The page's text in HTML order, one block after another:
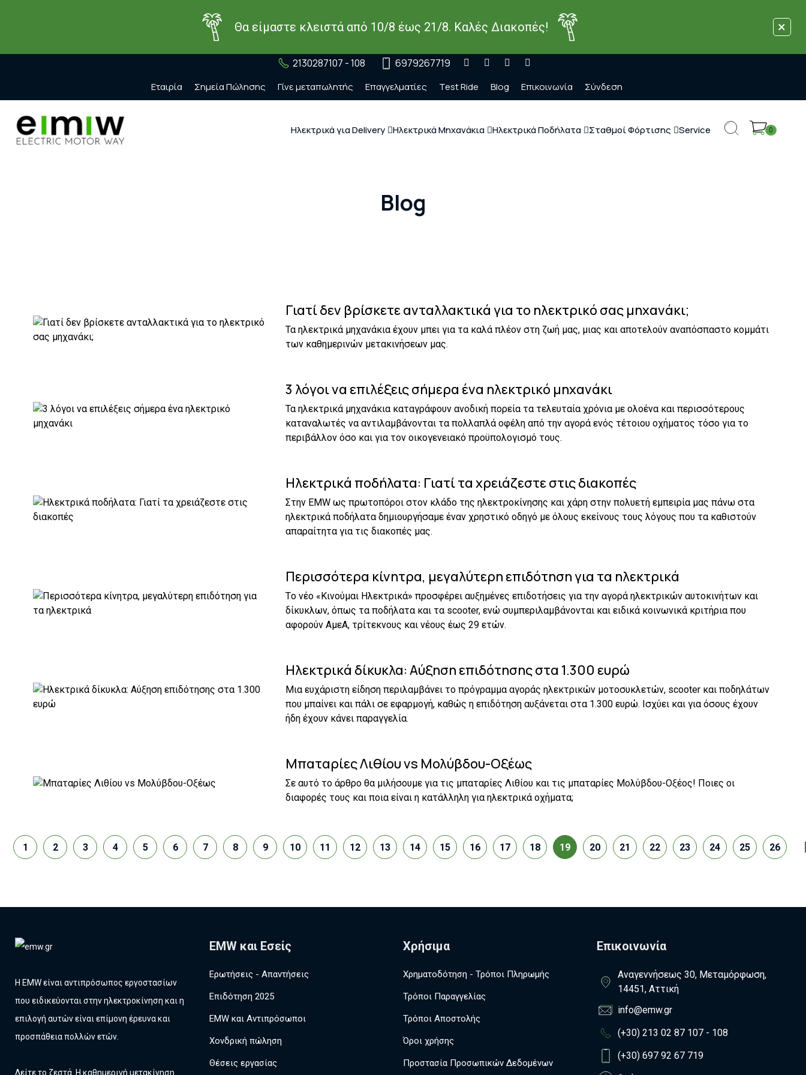
Θα είμαστε κλειστά από 10/8 έως 21/8. Καλές Διακοπές! ×
2130287107 - 108 6979267719
Εταιρία Σημεία Πώλησης Γίνε μεταπωλητής Επαγγελματίες Test Ride Blog Επικοινωνία Σύνδεση
Ηλεκτρικά για Delivery Ηλεκτρικά Μηχανάκια Ηλεκτρικά Ποδήλατα Σταθμοί Φόρτισης Service 0
Blog
Γιατί δεν βρίσκετε ανταλλακτικά για το ηλεκτρικό σας μηχανάκι;
Τα ηλεκτρικά μηχανάκια έχουν μπει για τα καλά πλέον στη ζωή μας, μιας και αποτελούν αναπόσπαστο κομμάτι
των καθημερινών μετακινήσεων μας.
3 λόγοι να επιλέξεις σήμερα ένα ηλεκτρικό μηχανάκι
Τα ηλεκτρικά μηχανάκια καταγράφουν ανοδική πορεία τα τελευταία χρόνια με ολοένα και περισσότερους
καταναλωτές να αντιλαμβάνονται τα πολλαπλά οφέλη από την αγορά ενός τέτοιου οχήματος τόσο για το
περιβάλλον όσο και για τον οικογενειακό προϋπολογισμό τους.
Ηλεκτρικά ποδήλατα: Γιατί τα χρειάζεστε στις διακοπές
Στην EMW ως πρωτοπόροι στον κλάδο της ηλεκτροκίνησης και χάρη στην πολυετή εμπειρία μας πάνω στα
ηλεκτρικά ποδήλατα δημιουργήσαμε έναν χρηστικό οδηγό με όλους εκείνους τους λόγους που τα καθιστούν
απαραίτητα για τις διακοπές μας.
Περισσότερα κίνητρα, μεγαλύτερη επιδότηση για τα ηλεκτρικά
Tο νέο «Κινούμαι Ηλεκτρικά» προσφέρει αυξημένες επιδοτήσεις για την αγορά ηλεκτρικών αυτοκινήτων και
δίκυκλων, όπως τα ποδήλατα και τα scooter, ενώ συμπεριλαμβάνονται και ειδικά κοινωνικά κριτήρια που
αφορούν ΑμεΑ, τρίτεκνους και νέους έως 29 ετών.
Ηλεκτρικά δίκυκλα: Αύξηση επιδότησης στα 1.300 ευρώ
Μια ευχάριστη είδηση περιλαμβάνει το πρόγραμμα αγοράς ηλεκτρικών μοτοσυκλετών, scooter και ποδηλάτων
που μπαίνει και πάλι σε εφαρμογή, καθώς η επιδότηση αυξάνεται στα 1.300 ευρώ. Ισχύει και για όσους έχουν
ήδη έχουν κάνει παραγγελία.
Μπαταρίες Λιθίου vs Μολύβδου-Οξέως
Σε αυτό το άρθρο θα μιλήσουμε για τις μπαταρίες Λιθίου και τις μπαταρίες Μολύβδου-Οξέος! Ποιες οι
διαφορές τους και ποια είναι η κατάλληλη για ηλεκτρικά οχήματα;
1 2 3 4 5 6 7 8 9 10 11 12 13 14 15 16 17 18 19 20 21 22 23 24 25 26
Η EMW είναι αντιπρόσωπος εργοστασίων
που ειδικεύονται στην ηλεκτροκίνηση και η
επιλογή αυτών είναι επίμονη έρευνα και
προσπάθεια πολλών ετών.
Δείτε το ζεστά. Η καθημερινή μετακίνηση
EMW και Εσείς
Ερωτήσεις - Απαντήσεις
Επιδότηση 2025
EMW και Αντιπρόσωποι
Χονδρική πώληση
Θέσεις εργασίας
Χρήσιμα
Χρηματοδότηση - Τρόποι Πληρωμής
Τρόποι Παραγγελίας
Τρόποι Αποστολής
Όροι χρήσης
Προστασία Προσωπικών Δεδομένων
Επικοινωνία
Αναγεννήσεως 30, Μεταμόρφωση,
14451, Αττική
info@emw.gr
(+30) 213 02 87 107 - 108
(+30) 697 92 67 719